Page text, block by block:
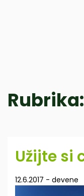
Rubrika:
Užijte si
12.6.2017 - devene